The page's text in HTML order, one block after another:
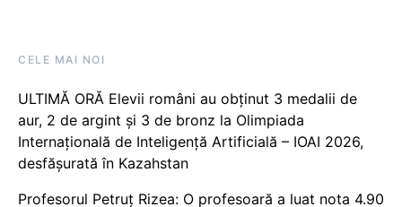
CELE MAI NOI
ULTIMĂ ORĂ Elevii români au obținut 3 medalii de
aur, 2 de argint și 3 de bronz la Olimpiada
Internațională de Inteligență Artificială – IOAI 2026,
desfășurată în Kazahstan
Profesorul Petruț Rizea: O profesoară a luat nota 4.90